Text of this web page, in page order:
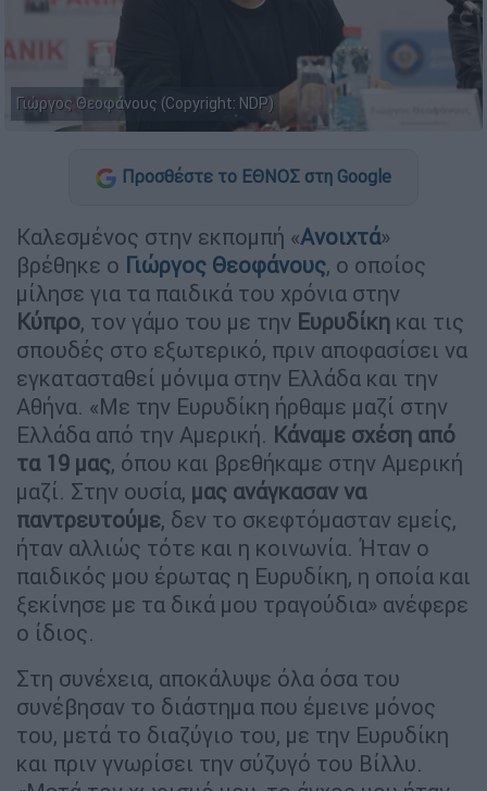
Γιώργος Θεοφάνους (Copyright: NDP)
Προσθέστε το ΕΘΝΟΣ στη Google
Καλεσμένος στην εκπομπή «Ανοιχτά»
βρέθηκε ο Γιώργος Θεοφάνους, ο οποίος
μίλησε για τα παιδικά του χρόνια στην
Κύπρο, τον γάμο του με την Ευρυδίκη και τις
σπουδές στο εξωτερικό, πριν αποφασίσει να
εγκατασταθεί μόνιμα στην Ελλάδα και την
Αθήνα. «Με την Ευρυδίκη ήρθαμε μαζί στην
Ελλάδα από την Αμερική. Κάναμε σχέση από
τα 19 μας, όπου και βρεθήκαμε στην Αμερική
μαζί. Στην ουσία, μας ανάγκασαν να
παντρευτούμε, δεν το σκεφτόμασταν εμείς,
ήταν αλλιώς τότε και η κοινωνία. Ήταν ο
παιδικός μου έρωτας η Ευρυδίκη, η οποία και
ξεκίνησε με τα δικά μου τραγούδια» ανέφερε
ο ίδιος.
Στη συνέχεια, αποκάλυψε όλα όσα του
συνέβησαν το διάστημα που έμεινε μόνος
του, μετά το διαζύγιο του, με την Ευρυδίκη
και πριν γνωρίσει την σύζυγό του Βίλλυ.